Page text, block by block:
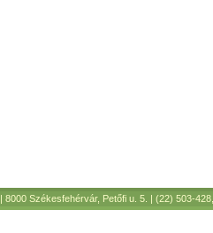
| 8000 Székesfehérvár, Petőfi u. 5. | (22) 503-